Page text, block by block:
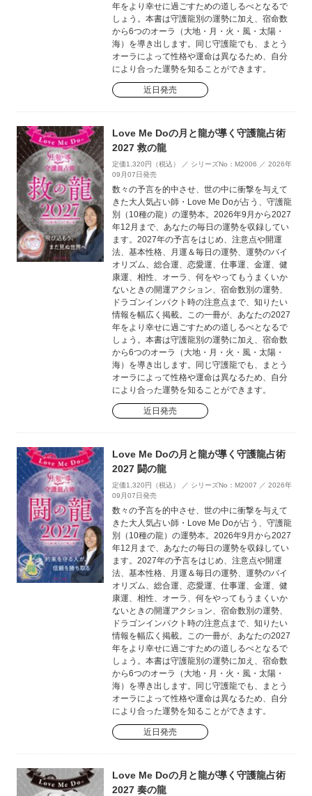
年をより幸せに過ごすための道しるべとなるで
しょう。本書は守護龍別の運勢に加え、宿命数
から6つのオーラ（大地・月・火・風・太陽・
海）を導き出します。同じ守護龍でも、まとう
オーラによって性格や運命は異なるため、自分
により合った運勢を知ることができます。
近日発売
Love Me Doの月と龍が導く守護龍占術
2027 救の龍
定価1,320円（税込） ／ シリーズNo：M2006 ／ 2026年
09月07日発売
数々の予言を的中させ、世の中に衝撃を与えて
きた大人気占い師・Love Me Doが占う、守護龍
別（10種の龍）の運勢本。2026年9月から2027
年12月まで、あなたの毎日の運勢を収録してい
ます。2027年の予言をはじめ、注意点や開運
法、基本性格、月運＆毎日の運勢、運勢のバイ
オリズム、総合運、恋愛運、仕事運、金運、健
康運、相性、オーラ、何をやってもうまくいか
ないときの開運アクション、宿命数別の運勢、
ドラゴンインパクト時の注意点まで、知りたい
情報を幅広く掲載。この一冊が、あなたの2027
年をより幸せに過ごすための道しるべとなるで
しょう。本書は守護龍別の運勢に加え、宿命数
から6つのオーラ（大地・月・火・風・太陽・
海）を導き出します。同じ守護龍でも、まとう
オーラによって性格や運命は異なるため、自分
により合った運勢を知ることができます。
近日発売
Love Me Doの月と龍が導く守護龍占術
2027 闘の龍
定価1,320円（税込） ／ シリーズNo：M2007 ／ 2026年
09月07日発売
数々の予言を的中させ、世の中に衝撃を与えて
きた大人気占い師・Love Me Doが占う、守護龍
別（10種の龍）の運勢本。2026年9月から2027
年12月まで、あなたの毎日の運勢を収録してい
ます。2027年の予言をはじめ、注意点や開運
法、基本性格、月運＆毎日の運勢、運勢のバイ
オリズム、総合運、恋愛運、仕事運、金運、健
康運、相性、オーラ、何をやってもうまくいか
ないときの開運アクション、宿命数別の運勢、
ドラゴンインパクト時の注意点まで、知りたい
情報を幅広く掲載。この一冊が、あなたの2027
年をより幸せに過ごすための道しるべとなるで
しょう。本書は守護龍別の運勢に加え、宿命数
から6つのオーラ（大地・月・火・風・太陽・
海）を導き出します。同じ守護龍でも、まとう
オーラによって性格や運命は異なるため、自分
により合った運勢を知ることができます。
近日発売
Love Me Doの月と龍が導く守護龍占術
2027 奏の龍